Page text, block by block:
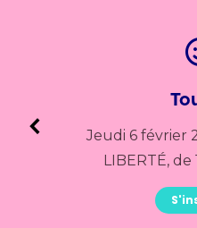
Jeudi 6 février
LIBERTÉ, de